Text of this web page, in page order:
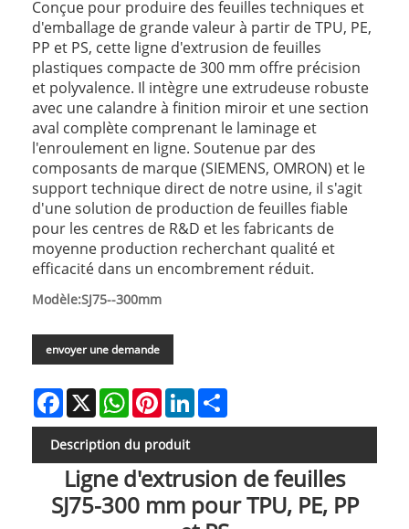
Conçue pour produire des feuilles techniques et
d'emballage de grande valeur à partir de TPU, PE,
PP et PS, cette ligne d'extrusion de feuilles
plastiques compacte de 300 mm offre précision
et polyvalence. Il intègre une extrudeuse robuste
avec une calandre à finition miroir et une section
aval complète comprenant le laminage et
l'enroulement en ligne. Soutenue par des
composants de marque (SIEMENS, OMRON) et le
support technique direct de notre usine, il s'agit
d'une solution de production de feuilles fiable
pour les centres de R&D et les fabricants de
moyenne production recherchant qualité et
efficacité dans un encombrement réduit.
Modèle:SJ75--300mm
envoyer une demande
Facebook
X WhatsAppPinterestLinkedIn
Description du produit
Ligne d'extrusion de feuilles
SJ75-300 mm pour TPU, PE, PP